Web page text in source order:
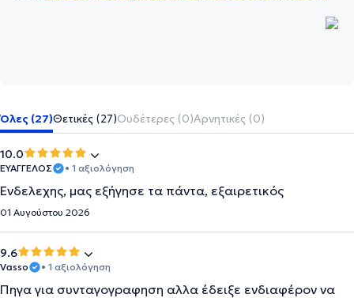
Όλες (27)Θετικές (27)Ουδέτερες (0)Αρνητικές (0)
10.0
ΕΥΑΓΓΕΛΟΣ • 1 αξιολόγηση
Ενδελεχης, μας εξήγησε τα πάντα, εξαιρετικός
01 Αυγούστου 2026
9.6
Vasso • 1 αξιολόγηση
Πηγα για συνταγογραφηση αλλα έδειξε ενδιαφέρον να